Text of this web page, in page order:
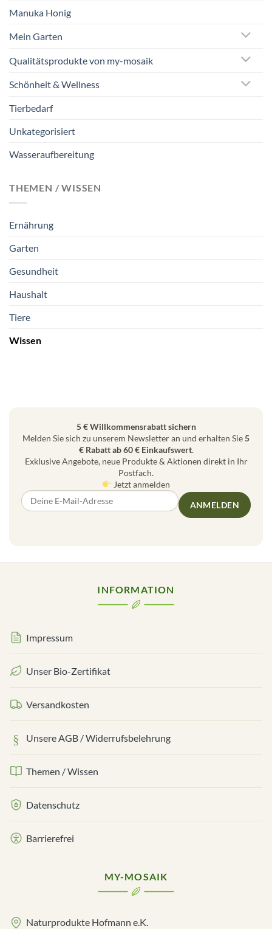
Manuka Honig
Mein Garten
Qualitätsprodukte von my-mosaik
Schönheit & Wellness
Tierbedarf
Unkategorisiert
Wasseraufbereitung
THEMEN / WISSEN
Ernährung
Garten
Gesundheit
Haushalt
Tiere
Wissen
5 € Willkommensrabatt sichern
Melden Sie sich zu unserem Newsletter an und erhalten Sie5
€ Rabatt ab 60 € Einkaufswert.
Exklusive Angebote, neue Produkte & Aktionen direkt in Ihr
Postfach.
Jetzt anmelden
ANMELDEN
INFORMATION
Impressum
Unser Bio-Zertifikat
Versandkosten
Unsere AGB / Widerrufsbelehrung
Themen / Wissen
Datenschutz
Barrierefrei
MY-MOSAIK
Naturprodukte Hofmann e.K.